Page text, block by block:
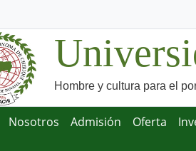
Hombre y cultura para el
Nosotros Admisión Oferta